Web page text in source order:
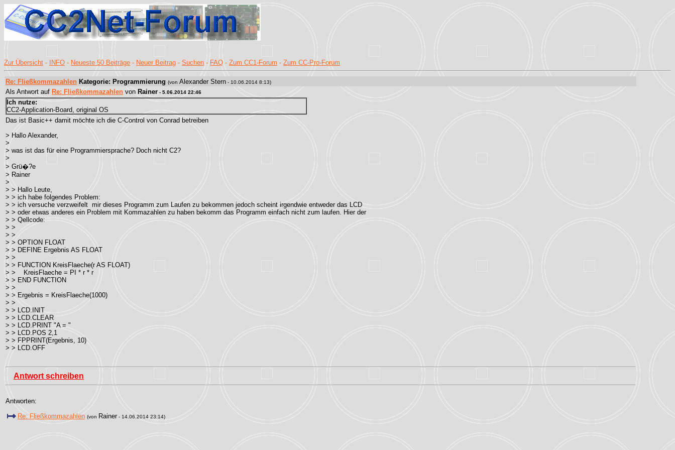
Zur Übersicht - INFO - Neueste 50 Beiträge - Neuer Beitrag - Suchen - FAQ - Zum CC1-Forum - Zum CC-Pro-Forum
Re: Fließkommazahlen Kategorie: Programmierung (von Alexander Stern - 10.06.2014 8:13)
Als Antwort auf Re: Fließkommazahlen von Rainer - 5.06.2014 22:46
Ich nutze:
CC2-Application-Board, original OS
Das ist Basic++ damit möchte ich die C-Control von Conrad betreiben
> Hallo Alexander,
>
> was ist das für eine Programmiersprache? Doch nicht C2?
>
> Grü�?e
> Rainer
>
> > Hallo Leute,
> > ich habe folgendes Problem:
> > ich versuche verzweifelt mir dieses Programm zum Laufen zu bekommen jedoch scheint irgendwie entweder das LCD
> > oder etwas anderes ein Problem mit Kommazahlen zu haben bekomm das Programm einfach nicht zum laufen. Hier der
> > Qellcode:
> >
> >
> > OPTION FLOAT
> > DEFINE Ergebnis AS FLOAT
> >
> > FUNCTION KreisFlaeche(r AS FLOAT)
> > KreisFlaeche = PI * r * r
> > END FUNCTION
> >
> > Ergebnis = KreisFlaeche(1000)
> >
> > LCD.INIT
> > LCD.CLEAR
> > LCD.PRINT "A = "
> > LCD.POS 2,1
> > FPPRINT(Ergebnis, 10)
> > LCD.OFF
Antwort schreiben
Antworten:
Re: Fließkommazahlen (von Rainer - 14.06.2014 23:14)